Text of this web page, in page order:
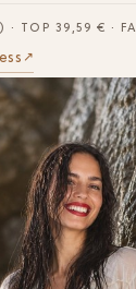
· TOP 39,59 € ·
↗︎